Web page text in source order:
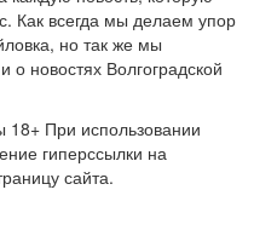
Как всегда мы делаем упор
но так же мы
о новостях Волгоградской
При использовании
гиперссылки на
сайта.